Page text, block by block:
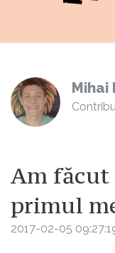
Mihai
Am făcut
primul
2017-02-05